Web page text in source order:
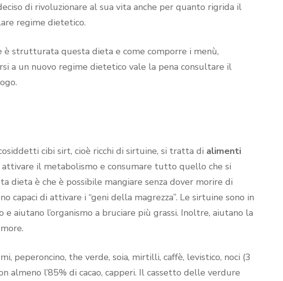
di rivoluzionare al sua vita anche per quanto rigrida il
regime dietetico.
è strutturata questa dieta e come comporre i menù,
a un nuovo regime dietetico vale la pena consultare il
cibi sirt, cioè ricchi di sirtuine, si tratta di alimenti
attivare il metabolismo e consumare tutto quello che si
dieta è che è possibile mangiare senza dover morire di
capaci di attivare i “geni della magrezza”. Le sirtuine sono in
aiutano l’organismo a bruciare più grassi. Inoltre, aiutano la
peperoncino, the verde, soia, mirtilli, caffè, levistico, noci (3
almeno l’85% di cacao, capperi. Il cassetto delle verdure